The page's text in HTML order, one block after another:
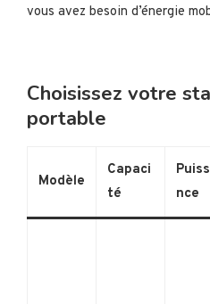
vous avez besoin d’énergie
Choisissez votre
portable
Modèle
Capaci
té
nce